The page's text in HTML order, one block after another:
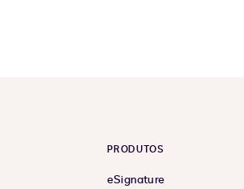
PRODUTOS
eSignature